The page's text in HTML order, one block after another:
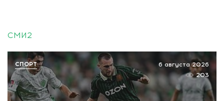
СМИ2
6 августа 2026
203
СПОРТ